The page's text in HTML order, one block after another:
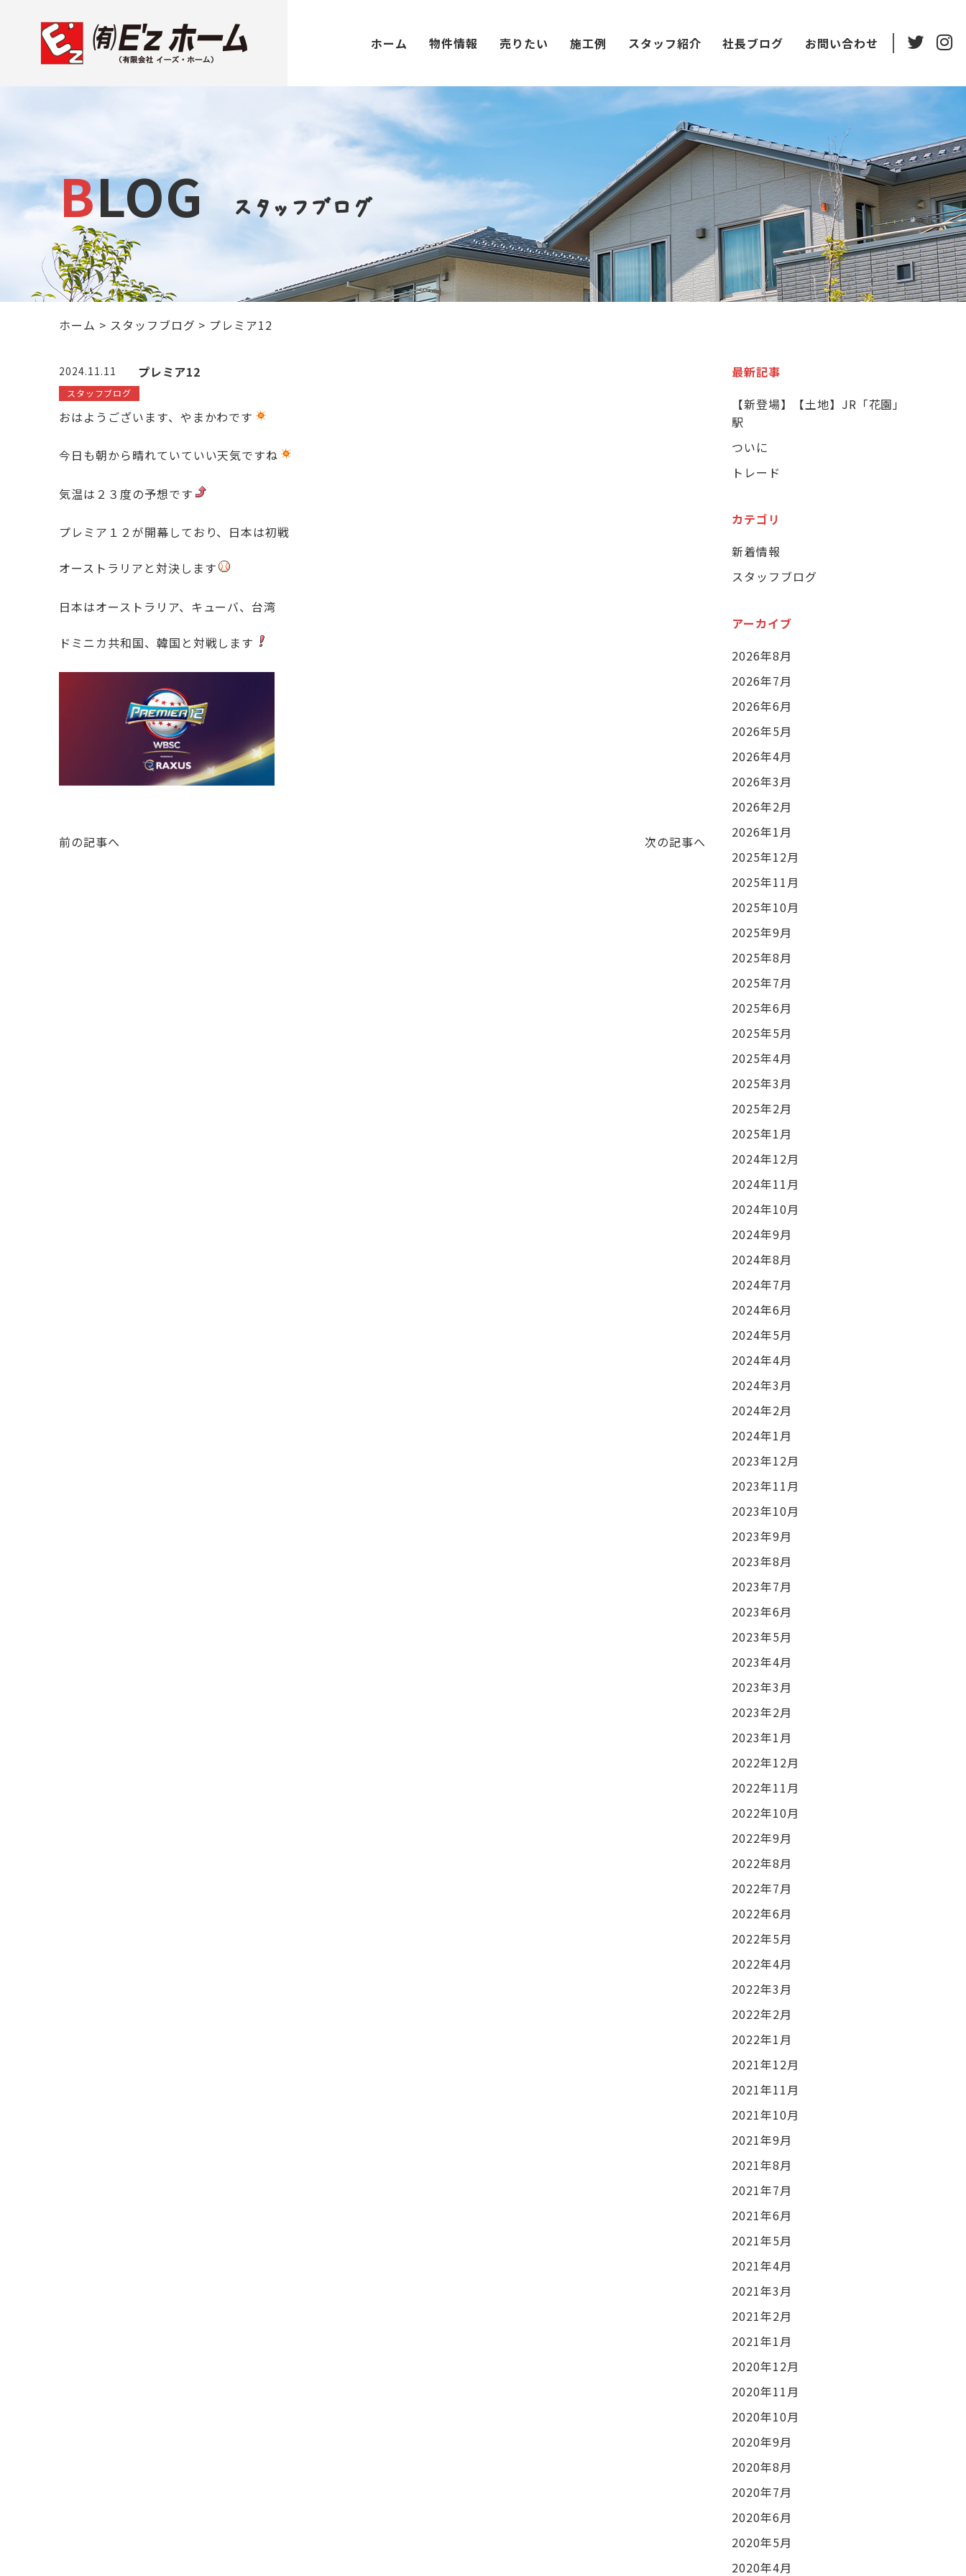
ホーム 物件情報 売りたい 施工例 スタッフ紹介 社長ブログ お問い合わせ
BLOG スタッフブログ
ホーム > スタッフブログ > プレミア12
2024.11.11 プレミア12
スタッフブログ
おはようございます、やまかわです
今日も朝から晴れていていい天気ですね
気温は２３度の予想です
プレミア１２が開幕しており、日本は初戦
オーストラリアと対決します
日本はオーストラリア、キューバ、台湾
ドミニカ共和国、韓国と対戦します
前の記事へ 次の記事へ
最新記事
【新登場】【土地】JR「花園」
駅
ついに
トレード
カテゴリ
新着情報
スタッフブログ
アーカイブ
2026年8月
2026年7月
2026年6月
2026年5月
2026年4月
2026年3月
2026年2月
2026年1月
2025年12月
2025年11月
2025年10月
2025年9月
2025年8月
2025年7月
2025年6月
2025年5月
2025年4月
2025年3月
2025年2月
2025年1月
2024年12月
2024年11月
2024年10月
2024年9月
2024年8月
2024年7月
2024年6月
2024年5月
2024年4月
2024年3月
2024年2月
2024年1月
2023年12月
2023年11月
2023年10月
2023年9月
2023年8月
2023年7月
2023年6月
2023年5月
2023年4月
2023年3月
2023年2月
2023年1月
2022年12月
2022年11月
2022年10月
2022年9月
2022年8月
2022年7月
2022年6月
2022年5月
2022年4月
2022年3月
2022年2月
2022年1月
2021年12月
2021年11月
2021年10月
2021年9月
2021年8月
2021年7月
2021年6月
2021年5月
2021年4月
2021年3月
2021年2月
2021年1月
2020年12月
2020年11月
2020年10月
2020年9月
2020年8月
2020年7月
2020年6月
2020年5月
2020年4月